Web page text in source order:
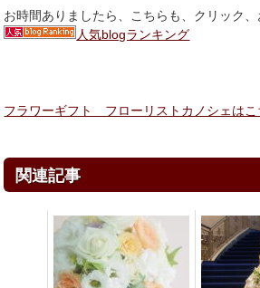
お時間ありましたら、こちらも、クリック
人気blogランキング
フラワーギフト フローリストカノシェはこ
関連記事